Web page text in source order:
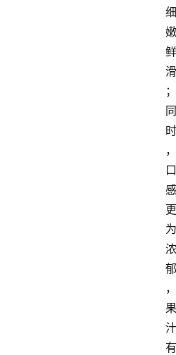
细
嫩
鲜
滑
；
同
时
，
口
感
更
为
浓
郁
，
果
汁
有